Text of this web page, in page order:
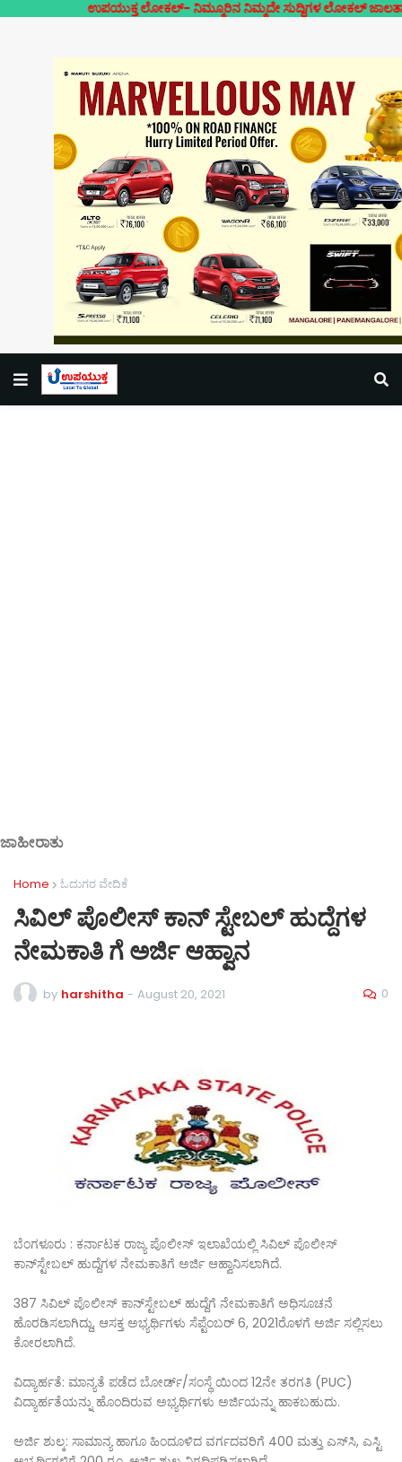
ಉಪಯುಕ್ತ ಲೋಕಲ್- ನಿಮ್ಮೂರಿನ ನಿಮ್ಮದೇ ಸುದ್ದಿಗಳ ಲೋಕಲ್ ಜಾಲತಾಣ |
ಜಾಹೀರಾತು
Home ಓದುಗರ ವೇದಿಕೆ
ಸಿವಿಲ್ ಪೊಲೀಸ್ ಕಾನ್ ಸ್ಟೇಬಲ್ ಹುದ್ದೆಗಳ
ನೇಮಕಾತಿ ಗೆ ಅರ್ಜಿ ಆಹ್ವಾನ
by harshitha - August 20, 2021 0
ಬೆಂಗಳೂರು : ಕರ್ನಾಟಕ ರಾಜ್ಯ ಪೊಲೀಸ್ ಇಲಾಖೆಯಲ್ಲಿ ಸಿವಿಲ್ ಪೊಲೀಸ್
ಕಾನ್‌ಸ್ಟೇಬಲ್ ಹುದ್ದೆಗಳ ನೇಮಕಾತಿಗೆ ಅರ್ಜಿ ಆಹ್ವಾನಿಸಲಾಗಿದೆ.
387 ಸಿವಿಲ್ ಪೊಲೀಸ್ ಕಾನ್‌ಸ್ಟೇಬಲ್ ಹುದ್ದೆಗೆ ನೇಮಕಾತಿಗೆ ಅಧಿಸೂಚನೆ
ಹೊರಡಿಸಲಾಗಿದ್ದು, ಆಸಕ್ತ ಅಭ್ಯರ್ಥಿಗಳು ಸೆಪ್ಟೆಂಬರ್ 6, 2021ರೊಳಗೆ ಅರ್ಜಿ ಸಲ್ಲಿಸಲು
ಕೋರಲಾಗಿದೆ.
ವಿದ್ಯಾರ್ಹತೆ: ಮಾನ್ಯತೆ ಪಡೆದ ಬೋರ್ಡ್/ಸಂಸ್ಥೆ ಯಿಂದ 12ನೇ ತರಗತಿ (PUC)
ವಿದ್ಯಾರ್ಹತೆಯನ್ನು ಹೊಂದಿರುವ ಅಭ್ಯರ್ಥಿಗಳು ಅರ್ಜಿಯನ್ನು ಹಾಕಬಹುದು.
ಅರ್ಜಿ ಶುಲ್ಕ: ಸಾಮಾನ್ಯ ಹಾಗೂ ಹಿಂದೂಳಿದ ವರ್ಗದವರಿಗೆ 400 ಮತ್ತು ಎಸ್‌ಸಿ, ಎಸ್ಟಿ